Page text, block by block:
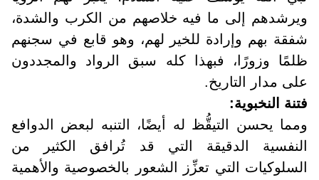
ويرشدهم إلى ما فيه خلاصهم من الكرب والشدة،
شفقة بهم وإرادة للخير لهم، وهو قابع في سجنهم
ظلمًا وزورًا، فبهذا كله سبق الرواد والمجددون
على مدار التاريخ.
فتنة النخبوية:
ومما يحسن التيقُّظ له أيضًا، التنبه لبعض الدوافع
النفسية الدقيقة التي قد تُرافق الكثير من
السلوكيات التي تعزِّز الشعور بالخصوصية والأهمية